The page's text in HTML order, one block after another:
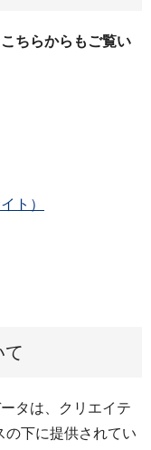
ちらからもご覧い
ト）
て
タは、クリエイテ
の下に提供されてい